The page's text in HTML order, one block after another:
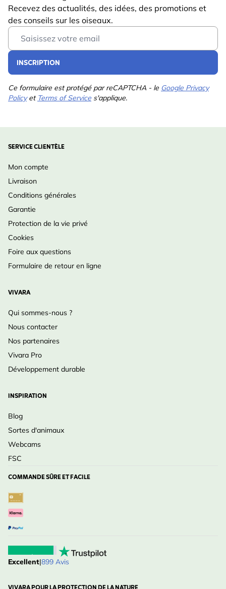
Recevez des actualités, des idées, des promotions et
des conseils sur les oiseaux.
Email Address
INSCRIPTION
Ce formulaire est protégé par reCAPTCHA - le Google Privacy
Policyet Terms of Service s'applique.
SERVICE CLIENTÈLE
Mon compte
Livraison
Conditions générales
Garantie
Protection de la vie privé
Cookies
Foire aux questions
Formulaire de retour en ligne
VIVARA
Qui sommes-nous ?
Nous contacter
Nos partenaires
Vivara Pro
Développement durable
INSPIRATION
Blog
Sortes d'animaux
Webcams
FSC
COMMANDE SÛRE ET FACILE
Excellent|899 Avis